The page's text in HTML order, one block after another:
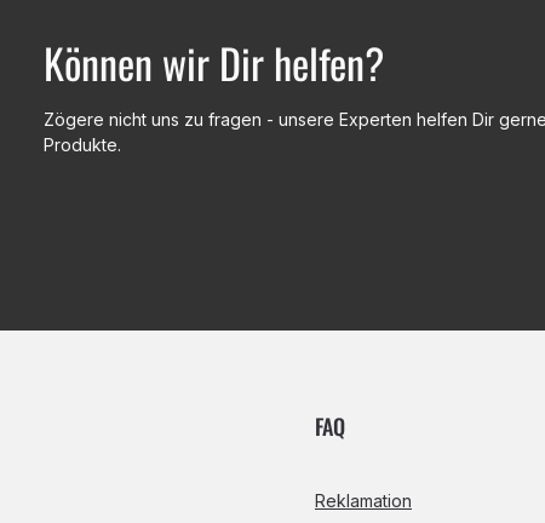
Können wir Dir helfen?
Zögere nicht uns zu fragen - unsere Experten helfen Dir
Produkte.
FAQ
Reklamation